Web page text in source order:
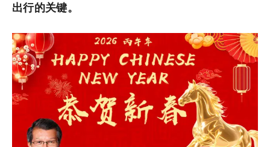
出行的关键。